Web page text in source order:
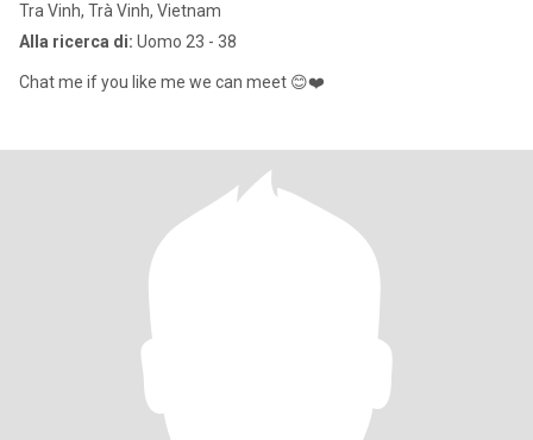
Tra Vinh, Trà Vinh, Vietnam
Alla ricerca di: Uomo 23 - 38
Chat me if you like me we can meet 😊❤️